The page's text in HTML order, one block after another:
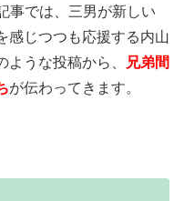
事では、三男が新しい
感じつつも応援する内山
ような投稿から、
兄弟間
が伝わってきます。